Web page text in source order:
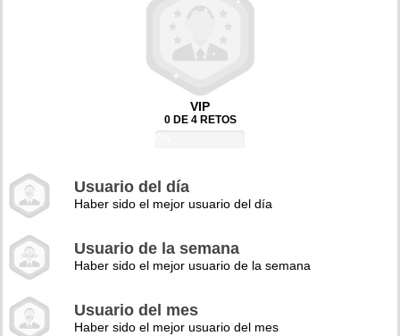
VIP
0 DE 4 RETOS
Usuario del día
Haber sido el mejor usuario del día
Usuario de la semana
Haber sido el mejor usuario de la semana
Usuario del mes
Haber sido el mejor usuario del mes